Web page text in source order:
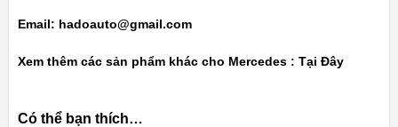
Email: hadoauto@gmail.com
Xem thêm các sản phẩm khác cho Mercedes : Tại Đây
Có thể bạn thích…